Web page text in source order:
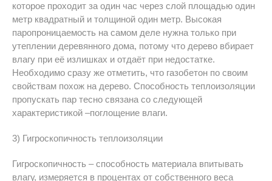
которое проходит за один час через слой площадью один
метр квадратный и толщиной один метр. Высокая
паропроницаемость на самом деле нужна только при
утеплении деревянного дома, потому что дерево вбирает
влагу при её излишках и отдаёт при недостатке.
Необходимо сразу же отметить, что газобетон по своим
свойствам похож на дерево. Способность теплоизоляции
пропускать пар тесно связана со следующей
характеристикой –поглощение влаги.
3) Гигроскопичность теплоизоляции
Гигроскопичность – способность материала впитывать
влагу, измеряется в процентах от собственного веса